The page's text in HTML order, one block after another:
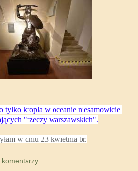
tylko kropla w oceanie niesamowicie
"rzeczy warszawskich".
w dniu 23 kwietnia br.
komentarzy: